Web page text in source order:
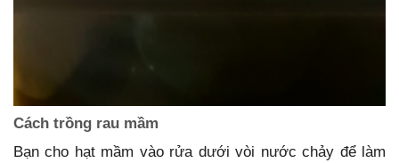
Cách trồng rau mầm
Bạn cho hạt mầm vào rửa dưới vòi nước chảy để làm